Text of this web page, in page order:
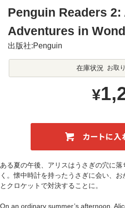
Penguin Readers
Adventures in
出版社:Penguin
在庫状況 お取
¥
ある夏の午後、アリスはうさぎの穴に
く。懐中時計を持ったうさぎに会い、
とクロケットで対決することに。
On an ordinary summer’s afternoon,